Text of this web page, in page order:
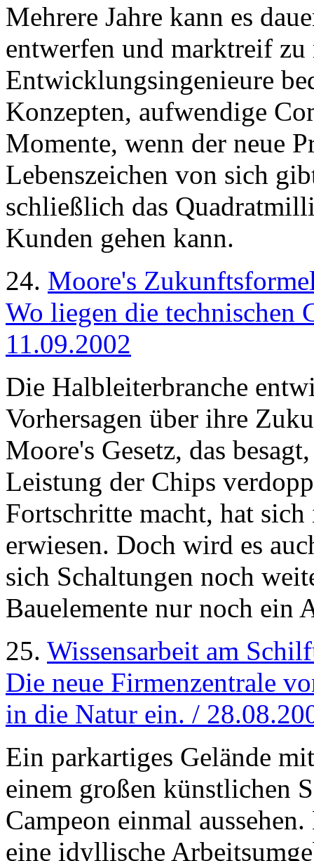
Mehrere Jahre kann es
entwerfen und marktreif zu
Entwicklungsingenieure
Konzepten, aufwendige
Momente, wenn der neue
Lebenszeichen von sich
schließlich das
Kunden gehen kann.
24. Moore's
Wo liegen die technischen
11.09.2002
Die Halbleiterbranche
Vorhersagen über ihre
Moore's Gesetz, das
Leistung der Chips
Fortschritte macht, hat
erwiesen. Doch wird es
sich Schaltungen noch
Bauelemente nur noch ein
25. Wissensarbeit am
Die neue Firmenzentrale
in die Natur ein. /
Ein parkartiges Gelände
einem großen künstlichen
Campeon einmal
eine idyllische